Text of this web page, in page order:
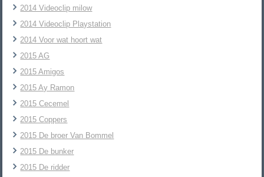
2014 Videoclip milow
2014 Videoclip Playstation
2014 Voor wat hoort wat
2015 AG
2015 Amigos
2015 Ay Ramon
2015 Cecemel
2015 Coppers
2015 De broer Van Bommel
2015 De bunker
2015 De ridder